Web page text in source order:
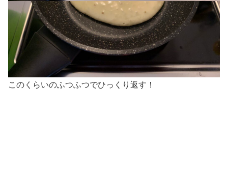
このくらいのふつふつでひっくり返す！